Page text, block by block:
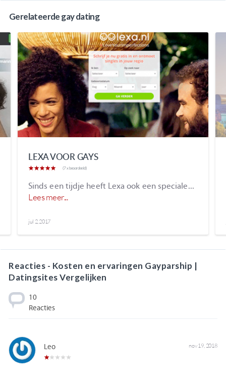
Gerelateerde gay dating
LEXA VOOR GAYS
jul 2, 2017
(7 x beoordeeld)
Sinds een tijdje heeft Lexa ook een speciale...
Lees meer...
Reacties - Kosten en ervaringen Gayparship |
Datingsites Vergelijken
10
Reacties
Leo nov 19, 2018